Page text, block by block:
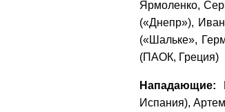
Ярмоленко,
(«Днепр»),
(«Шальке»,
(ПАОК, Греция)
Нападающие:
Испания),